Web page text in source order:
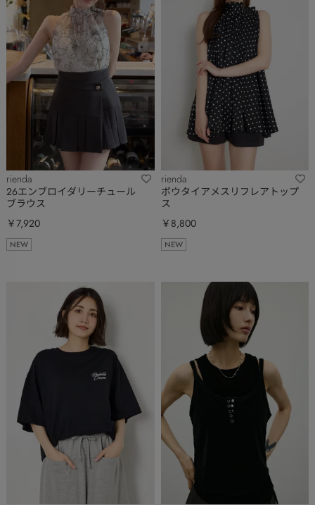
rienda
26エンブロイダリーチュール
ブラウス
￥7,920
NEW
rienda
ボウタイアメスリフレアトップ
ス
￥8,800
NEW